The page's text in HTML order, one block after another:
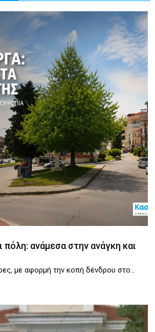
πόλη: ανάμεσα στην ανάγκη και
με αφορμή την κοπή δένδρου στο...